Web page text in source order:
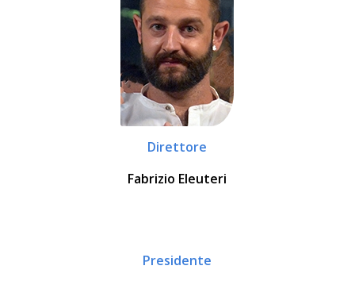
Direttore
Fabrizio Eleuteri
Presidente